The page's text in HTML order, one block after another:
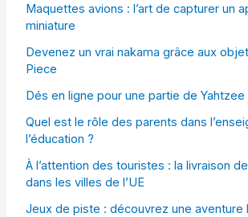
Maquettes avions : l’art de capturer un
miniature
Devenez un vrai nakama grâce aux
Piece
Dés en ligne pour une partie de
Quel est le rôle des parents dans
l’éducation ?
À l’attention des touristes : la livraison
dans les villes de l’UE
Jeux de piste : découvrez une aventure